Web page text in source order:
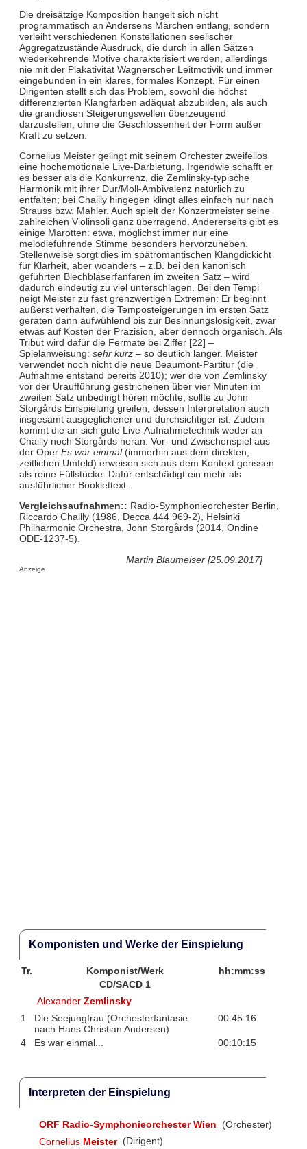
Die dreisätzige Komposition hangelt sich nicht
programmatisch an Andersens Märchen entlang, sondern
verleiht verschiedenen Konstellationen seelischer
Aggregatzustände Ausdruck, die durch in allen Sätzen
wiederkehrende Motive charakterisiert werden, allerdings
nie mit der Plakativität Wagnerscher Leitmotivik und immer
eingebunden in ein klares, formales Konzept. Für einen
Dirigenten stellt sich das Problem, sowohl die höchst
differenzierten Klangfarben adäquat abzubilden, als auch
die grandiosen Steigerungswellen überzeugend
darzustellen, ohne die Geschlossenheit der Form außer
Kraft zu setzen.
Cornelius Meister gelingt mit seinem Orchester zweifellos
eine hochemotionale Live-Darbietung. Irgendwie schafft er
es besser als die Konkurrenz, die Zemlinsky-typische
Harmonik mit ihrer Dur/Moll-Ambivalenz natürlich zu
entfalten; bei Chailly hingegen klingt alles einfach nur nach
Strauss bzw. Mahler. Auch spielt der Konzertmeister seine
zahlreichen Violinsoli ganz überragend. Andererseits gibt es
einige Marotten: etwa, möglichst immer nur eine
melodieführende Stimme besonders hervorzuheben.
Stellenweise sorgt dies im spätromantischen Klangdickicht
für Klarheit, aber woanders – z.B. bei den kanonisch
geführten Blechbläserfanfaren im zweiten Satz – wird
dadurch eindeutig zu viel unterschlagen. Bei den Tempi
neigt Meister zu fast grenzwertigen Extremen: Er beginnt
äußerst verhalten, die Temposteigerungen im ersten Satz
geraten dann aufwühlend bis zur Besinnungslosigkeit, zwar
etwas auf Kosten der Präzision, aber dennoch organisch. Als
Tribut wird dafür die Fermate bei Ziffer [22] –
Spielanweisung: sehr kurz– so deutlich länger. Meister
verwendet noch nicht die neue Beaumont-Partitur (die
Aufnahme entstand bereits 2010); wer die von Zemlinsky
vor der Uraufführung gestrichenen über vier Minuten im
zweiten Satz unbedingt hören möchte, sollte zu John
Storgårds Einspielung greifen, dessen Interpretation auch
insgesamt ausgeglichener und durchsichtiger ist. Zudem
kommt die an sich gute Live-Aufnahmetechnik weder an
Chailly noch Storgårds heran. Vor- und Zwischenspiel aus
der Oper Es war einmal(immerhin aus dem direkten,
zeitlichen Umfeld) erweisen sich aus dem Kontext gerissen
als reine Füllstücke. Dafür entschädigt ein mehr als
ausführlicher Booklettext.
Vergleichsaufnahmen:: Radio-Symphonieorchester Berlin,
Riccardo Chailly (1986, Decca 444 969-2), Helsinki
Philharmonic Orchestra, John Storgårds (2014, Ondine
ODE-1237-5).
Martin Blaumeiser [25.09.2017]
Anzeige
Komponisten und Werke der Einspielung
Tr. Komponist/Werk
hh:mm:ss
CD/SACD 1
AlexanderZemlinsky
1
Die Seejungfrau (Orchesterfantasie
nach Hans Christian Andersen)
00:45:16
4 Es war einmal... 00:10:15
Interpreten der Einspielung
ORF Radio-Symphonieorchester Wien
(Orchester)
Cornelius Meister (Dirigent)